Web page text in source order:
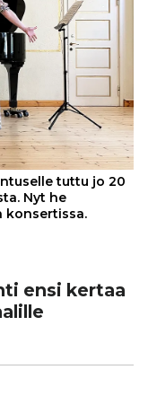
tuttu jo 20
Nyt he
konsertissa.
ensi kertaa